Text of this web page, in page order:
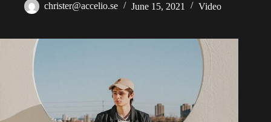
christer@accelio.se June 15, 2021 Video